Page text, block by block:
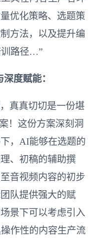
优化策略、选题策
方法，以及提升编
训路径…”
度赋能：
，真真切切是一份堪
！这份方案深刻洞
，AI能够在选题的
、初稿的辅助撰
音视频内容的初步
队提供强大的赋
景下可以考虑引入
作性的内容生产流